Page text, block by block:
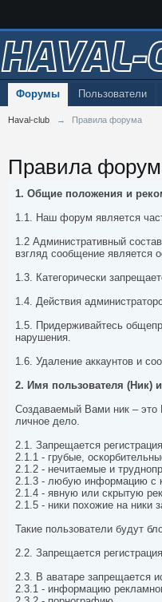
HAVAL-
Форумы Пользователи
Haval-club → Правила форума
Правила
1. Общие положения и
1.1. Наш форум является
1.2 Административный
взгляд сообщение является
1.3. Категорически
1.4. Действия
1.5. Придерживайтесь
нарушения.
1.6. Удаление аккаунтов и
2. Имя пользователя (Ник)
Создаваемый Вами ник – это
личное дело.
2.1. Запрещается
2.1.1 - грубые,
2.1.2 - нечитаемые и
2.1.3 - любую информацию с
2.1.4 - явную или скрытую
2.1.5 - ники похожие на ники
Такие пользователи будут
2.2. Запрещается
2.3. В аватаре запрещается
2.3.1 - информацию